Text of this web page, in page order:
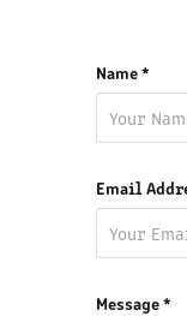
Name *
Email
Message *